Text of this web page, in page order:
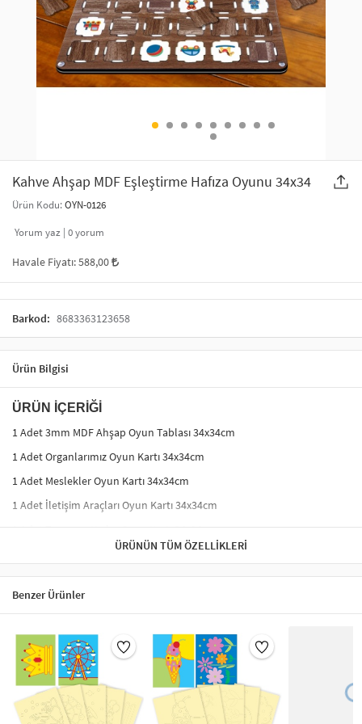
SAÇ AKSESUARLARI
GELİN / DÜĞÜN AKSESUARLARI
TELEFON ASKISI
ŞAL VE FULAR
PARTİ SÜSLERİ
YILBAŞI ÜRÜNLERİ
KULLAN AT TABAK BARDAK SETİ
Kahve Ahşap MDF Eşleştirme Hafıza Oyunu 34x34
Ürün Kodu:OYN-0126
Yorum yaz | 0yorum
Havale Fiyatı:588,00
Barkod: 8683363123658
Ürün Bilgisi
ÜRÜN İÇERİĞİ
1 Adet 3mm MDF Ahşap Oyun Tablası 34x34cm
1 Adet Organlarımız Oyun Kartı 34x34cm
1 Adet Meslekler Oyun Kartı 34x34cm
1 Adet İletişim Araçları Oyun Kartı 34x34cm
1 Adet Tanınmış Yerler Oyun Kartı 34x34cm
AHŞAP EŞLEŞTİRME / HAFIZA OYUNU NASIL
Bu oyunu istediğiniz kadar kişi ile oynayabilirsiniz.
MDF oyun tablasının üzerine kapaklarını yerleştiriniz.
Her bir oyuncu iki kapakçık açarak alt yüzeyde gözüken
şekle bakıp aynısını bulmaya çalışır.
Eşleşen resimlerin üzerindeki kapakçıkları oyuncu alır.
Şekilleri eşleştiren, yanılıncaya kadar eşleştirmeye devam eder.
ÜRÜNÜN TÜM ÖZELLIKLERI
Benzer Ürünler